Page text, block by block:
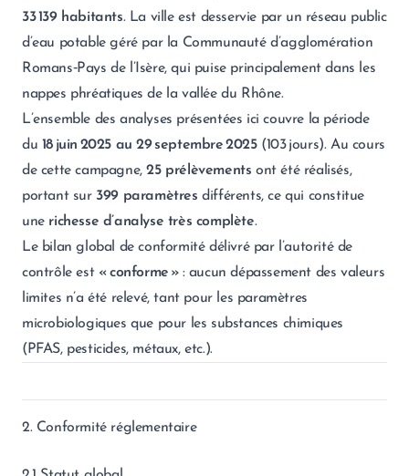
33 139 habitants. La ville est desservie par un réseau public
d’eau potable géré par la Communauté d’agglomération
Romans‑Pays de l’Isère, qui puise principalement dans les
nappes phréatiques de la vallée du Rhône.
L’ensemble des analyses présentées ici couvre la période
du 18 juin 2025 au 29 septembre 2025(103 jours). Au cours
de cette campagne,25 prélèvements ont été réalisés,
portant sur 399 paramètres différents, ce qui constitue
une richesse d’analyse très complète.
Le bilan global de conformité délivré par l’autorité de
contrôle est « conforme » : aucun dépassement des valeurs
limites n’a été relevé, tant pour les paramètres
microbiologiques que pour les substances chimiques
(PFAS, pesticides, métaux, etc.).
2. Conformité réglementaire